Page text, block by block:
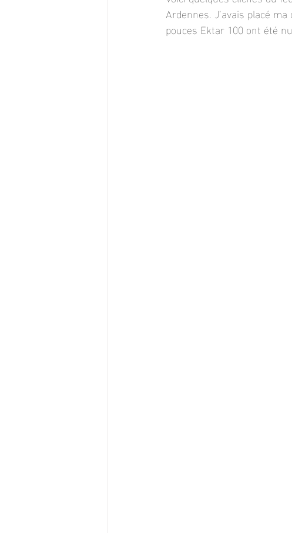
Ardennes. J’avais placé
pouces Ektar 100 ont été